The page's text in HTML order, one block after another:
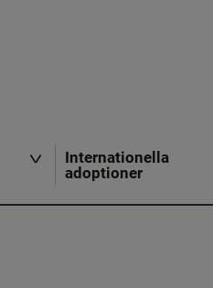
Internationella
adoptioner